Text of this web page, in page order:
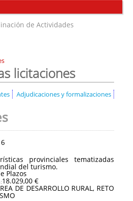
de Actividades
licitaciones
Adjudicaciones y formalizaciones
provinciales tematizadas
del turismo.
Plazos
18.029,00 €
DE DESARROLLO RURAL, RETO